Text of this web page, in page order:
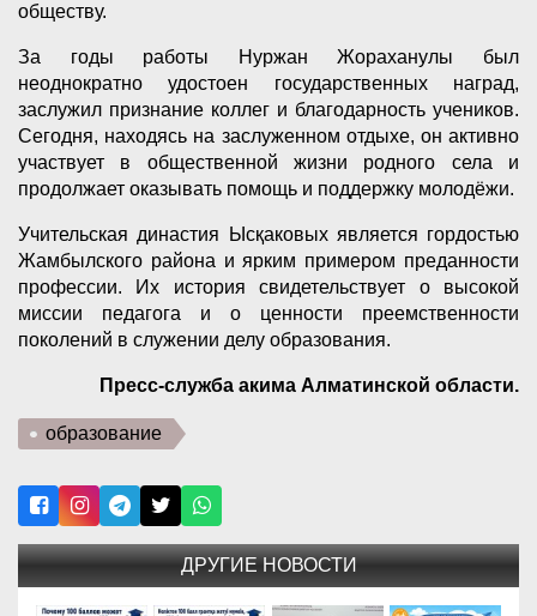
обществу.
За годы работы Нуржан Жораханулы был
неоднократно удостоен государственных наград,
заслужил признание коллег и благодарность учеников.
Сегодня, находясь на заслуженном отдыхе, он активно
участвует в общественной жизни родного села и
продолжает оказывать помощь и поддержку молодёжи.
Учительская династия Ысқаковых является гордостью
Жамбылского района и ярким примером преданности
профессии. Их история свидетельствует о высокой
миссии педагога и о ценности преемственности
поколений в служении делу образования.
Пресс-служба акима Алматинской области.
образование
ДРУГИЕ НОВОСТИ